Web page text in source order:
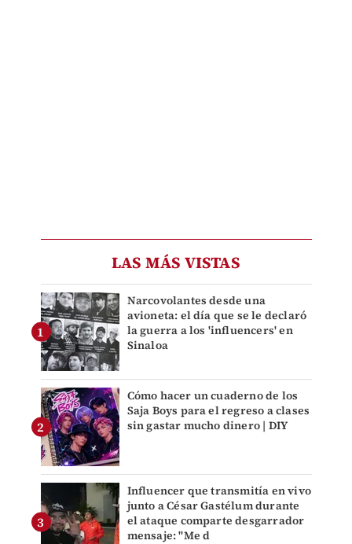
LAS MÁS VISTAS
Narcovolantes desde una
avioneta: el día que se le declaró
la guerra a los 'influencers' en
Sinaloa
Cómo hacer un cuaderno de los
Saja Boys para el regreso a clases
sin gastar mucho dinero | DIY
Influencer que transmitía en vivo
junto a César Gastélum durante
el ataque comparte desgarrador
mensaje: "Me d